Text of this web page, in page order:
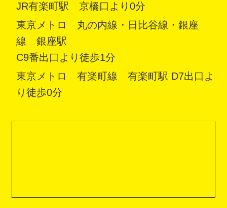
JR有楽町駅 京橋口より0分
東京メトロ 丸の内線・日比谷線・銀座
線 銀座駅
C9番出口より徒歩1分
東京メトロ 有楽町線 有楽町駅 D7出口よ
り徒歩0分